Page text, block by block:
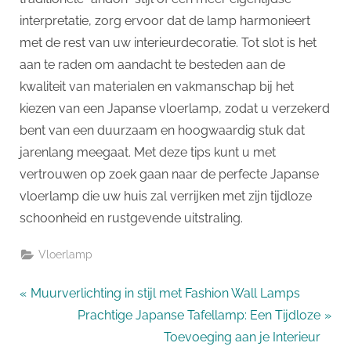
interpretatie, zorg ervoor dat de lamp harmonieert
met de rest van uw interieurdecoratie. Tot slot is het
aan te raden om aandacht te besteden aan de
kwaliteit van materialen en vakmanschap bij het
kiezen van een Japanse vloerlamp, zodat u verzekerd
bent van een duurzaam en hoogwaardig stuk dat
jarenlang meegaat. Met deze tips kunt u met
vertrouwen op zoek gaan naar de perfecte Japanse
vloerlamp die uw huis zal verrijken met zijn tijdloze
schoonheid en rustgevende uitstraling.
Vloerlamp
Bericht
P
Muurverlichting in stijl met Fashion Wall Lamps
N
Prachtige Japanse Tafellamp: Een Tijdloze
Toevoeging aan je Interieur